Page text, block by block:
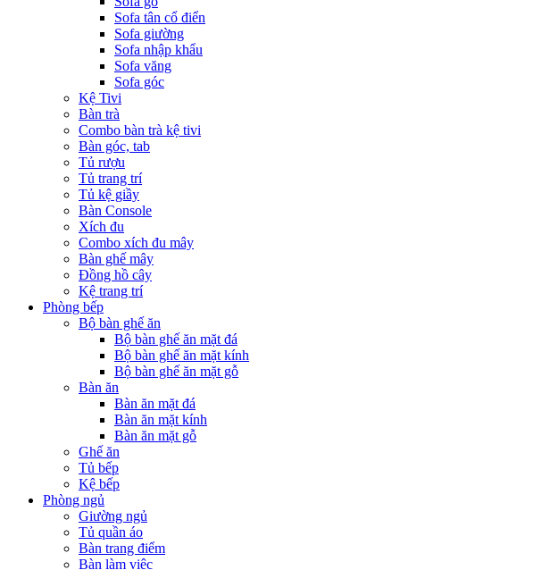
Sofa tân cổ điển
Sofa giường
Sofa nhập khẩu
Sofa văng
Sofa góc
Kệ Tivi
Bàn trà
Combo bàn trà kệ tivi
Bàn góc, tab
Tủ rượu
Tủ trang trí
Tủ kệ giầy
Bàn Console
Xích đu
Combo xích đu mây
Bàn ghế mây
Đồng hồ cây
Kệ trang trí
Phòng bếp
Bộ bàn ghế ăn
Bộ bàn ghế ăn mặt đá
Bộ bàn ghế ăn mặt kính
Bộ bàn ghế ăn mặt gỗ
Bàn ăn
Bàn ăn mặt đá
Bàn ăn mặt kính
Bàn ăn mặt gỗ
Ghế ăn
Tủ bếp
Kệ bếp
Phòng ngủ
Giường ngủ
Tủ quần áo
Bàn trang điểm
Bàn làm việc